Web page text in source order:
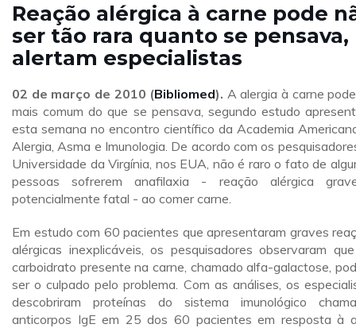
Reação alérgica à carne pode
ser tão rara quanto se pensava,
alertam especialistas
02 de março de 2010 (Bibliomed). A alergia à carne
mais comum do que se pensava, segundo estudo
esta semana no encontro científico da Academia
Alergia, Asma e Imunologia. De acordo com os
Universidade da Virgínia, nos EUA, não é raro o fato de
pessoas sofrerem anafilaxia - reação alérgica
potencialmente fatal - ao comer carne.
Em estudo com 60 pacientes que apresentaram graves
alérgicas inexplicáveis, os pesquisadores observaram
carboidrato presente na carne, chamado alfa-galactose,
ser o culpado pelo problema. Com as análises, os
descobriram proteínas do sistema imunológico
anticorpos IgE em 25 dos 60 pacientes em resposta à